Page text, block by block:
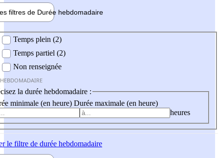
filtres de Durée hebdomadaire
Temps plein (2)
Temps partiel (2)
Non renseignée
la durée hebdomadaire :
minimale (en heure) Durée maximale (en heure)
heures
le filtre de durée hebdomadaire